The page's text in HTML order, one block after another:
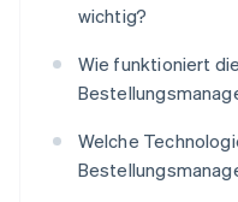
wichtig?
Wie funktioniert
Welche